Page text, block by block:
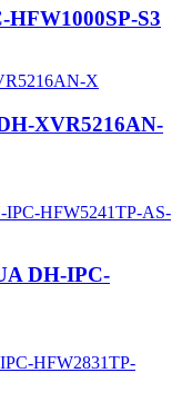
S3
XVR5216AN-
DH-IPC-